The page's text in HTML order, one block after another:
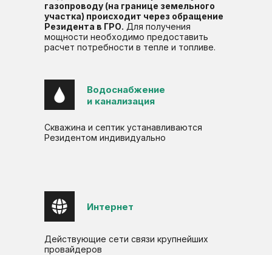
газопроводу (на границе земельного
участка) происходит через обращение
Резидента в ГРО. Для получения
мощности необходимо предоставить
расчет потребности в тепле и топливе.
Скважина и септик устанавливаются
Резидентом индивидуально
Водоснабжение
и канализация
Действующие сети связи крупнейших
провайдеров
Интернет